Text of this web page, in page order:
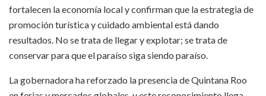
fortalecen la economía local y confirman que la estrategia de
promoción turística y cuidado ambiental está dando
resultados. No se trata de llegar y explotar; se trata de
conservar para que el paraíso siga siendo paraíso.
La gobernadora ha reforzado la presencia de Quintana Roo